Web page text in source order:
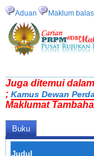
Aduan Maklum balas
Juga ditemui
; Kamus Dewan
Maklumat
Buku
Judul